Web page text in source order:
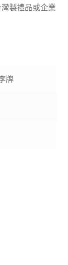
製禮品或企業
牌